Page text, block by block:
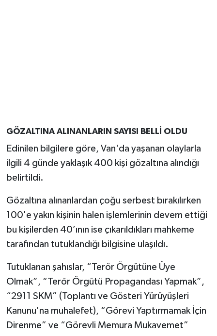
GÖZALTINA ALINANLARIN SAYISI BELLİ OLDU
Edinilen bilgilere göre, Van'da yaşanan olaylarla
ilgili 4 günde yaklaşık 400 kişi gözaltına alındığı
belirtildi.
Gözaltına alınanlardan çoğu serbest bırakılırken
100'e yakın kişinin halen işlemlerinin devem ettiği
bu kişilerden 40’ının ise çıkarıldıkları mahkeme
tarafından tutuklandığı bilgisine ulaşıldı.
Tutuklanan şahıslar, “Terör Örgütüne Üye
Olmak”, “Terör Örgütü Propagandası Yapmak”,
“2911 SKM” (Toplantı ve Gösteri Yürüyüşleri
Kanunu'na muhalefet), “Görevi Yaptırmamak İçin
Direnme” ve “Görevli Memura Mukavemet”